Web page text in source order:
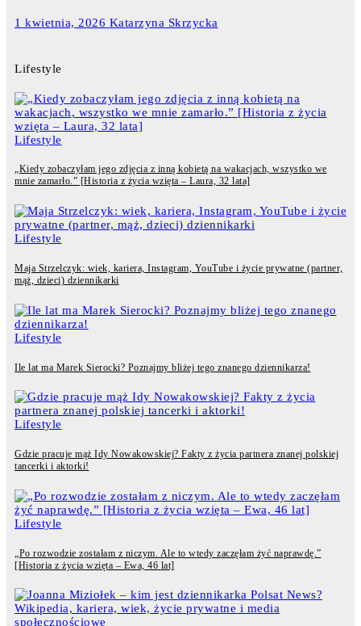
1 kwietnia, 2026 Katarzyna Skrzycka
Lifestyle
Lifestyle
„Kiedy zobaczyłam jego zdjęcia z inną kobietą na wakacjach, wszystko we
mnie zamarło.” [Historia z życia wzięta – Laura, 32 lata]
Lifestyle
Maja Strzelczyk: wiek, kariera, Instagram, YouTube i życie prywatne (partner,
mąż, dzieci) dziennikarki
Lifestyle
Ile lat ma Marek Sierocki? Poznajmy bliżej tego znanego dziennikarza!
Lifestyle
Gdzie pracuje mąż Idy Nowakowskiej? Fakty z życia partnera znanej polskiej
tancerki i aktorki!
Lifestyle
„Po rozwodzie zostałam z niczym. Ale to wtedy zaczęłam żyć naprawdę.”
[Historia z życia wzięta – Ewa, 46 lat]